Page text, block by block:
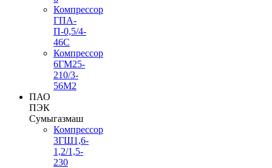
Компрессор
ГПА-
П-0,5/4-
46С
Компрессор
6ГМ25-
210/3-
56М2
ПАО
ПЭК
Сумыгазмаш
Компрессор
3ГШ1,6-
1,2/1,5-
230